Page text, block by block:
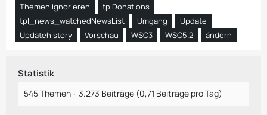
Themen ignorieren
tplDonations
tpl_news_watchedNewsList
Umgang
Update
Updatehistory
Vorschau WSC3 WSC5.2 ändern
Statistik
545 Themen 3.273 Beiträge (0,71 Beiträge pro Tag)